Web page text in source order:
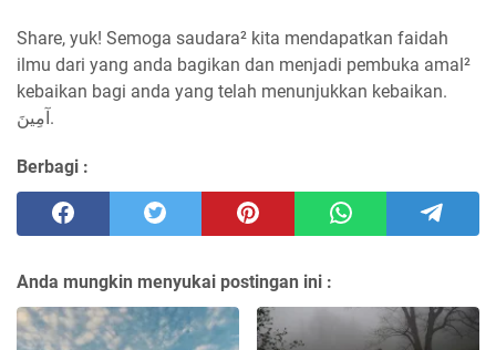
Share, yuk! Semoga saudara² kita mendapatkan faidah
ilmu dari yang anda bagikan dan menjadi pembuka amal²
kebaikan bagi anda yang telah menunjukkan kebaikan.
آمِينَ.
Berbagi :
Anda mungkin menyukai postingan ini :